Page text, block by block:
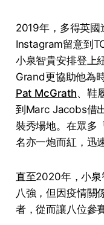
2019年，多得英國
Instagram留意到
小泉智貴安排登上
Grand更協助他為
Pat McGrath、鞋
到Marc Jacobs借
裝秀場地。在眾多
名亦一炮而紅，迅
直至2020年，小
八強，但因疫情關
者，從而讓八位參